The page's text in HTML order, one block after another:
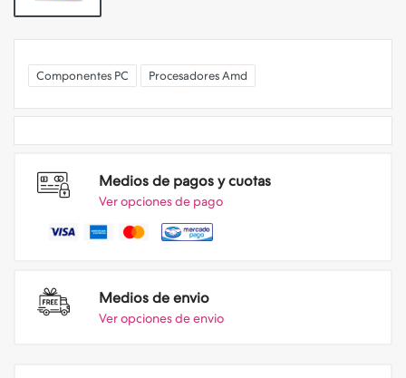
Componentes PC Procesadores Amd
Medios de pagos y cuotas
Ver opciones de pago
Medios de envio
Ver opciones de envio